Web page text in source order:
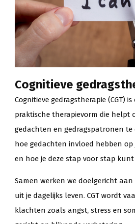
Cognitieve
Cognitieve gedragstherapie (CGT)
praktische therapievorm die helpt
gedachten en gedragspatronen te
hoe gedachten invloed hebben op
en hoe je deze stap voor stap
Samen werken we doelgericht
uit je dagelijks leven. CGT wordt
klachten zoals angst, stress en